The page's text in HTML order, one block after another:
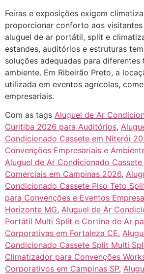
Feiras e exposições exigem
proporcionar conforto aos
aluguel de ar portátil, split e
estandes, auditórios e estruturas
soluções adequadas para diferentes
ambiente. Em Ribeirão Preto, a
utilizada em eventos agrícolas,
empresariais.
Com as tags Aluguel de Ar
Curitiba 2026 para Auditórios,
Condicionado Cassete em Niterói
Convenções Empresariais e
Aluguel de Ar Condicionado Cassete
Comerciais em Campinas 2026,
Condicionado Cassete Piso Teto
para Convenções e Eventos
Horizonte MG, Aluguel de Ar
Portátil Multi Split e Cortina de Ar
Corporativas em Fortaleza CE,
Condicionado Cassete Split Multi
Climatizador para Convenções
Corporativos em Campinas SP,